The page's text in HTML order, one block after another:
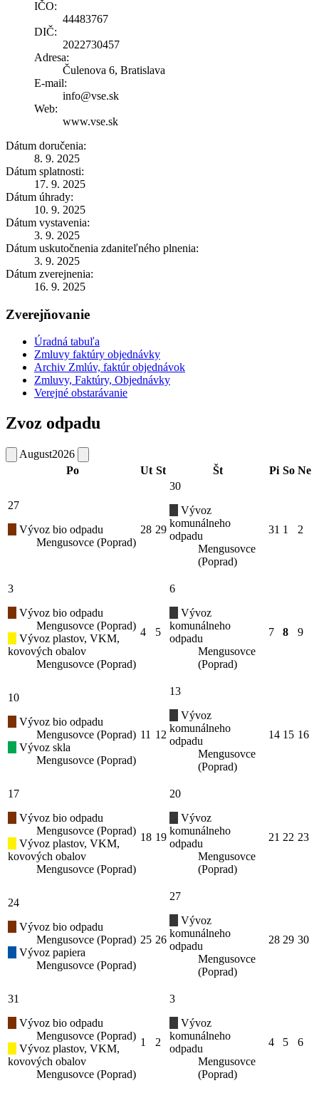
IČO:
44483767
DIČ:
2022730457
Adresa:
Čulenova 6, Bratislava
E-mail:
info@vse.sk
Web:
www.vse.sk
Dátum doručenia:
8. 9. 2025
Dátum splatnosti:
17. 9. 2025
Dátum úhrady:
10. 9. 2025
Dátum vystavenia:
3. 9. 2025
Dátum uskutočnenia zdaniteľného plnenia:
3. 9. 2025
Dátum zverejnenia:
16. 9. 2025
Zverejňovanie
Úradná tabuľa
Zmluvy faktúry objednávky
Archiv Zmlúv, faktúr objednávok
Zmluvy, Faktúry, Objednávky
Verejné obstarávanie
Zvoz odpadu
August2026
Po
Ut St Št Pi So Ne
27
Vývoz bio odpadu
Mengusovce (Poprad)
28 29
30
Vývoz
komunálneho
odpadu
Mengusovce
(Poprad)
31 1 2
3
Vývoz bio odpadu
Mengusovce (Poprad)
Vývoz plastov, VKM,
kovových obalov
Mengusovce (Poprad)
4 5
6
Vývoz
komunálneho
odpadu
Mengusovce
(Poprad)
7 8 9
10
Vývoz bio odpadu
Mengusovce (Poprad)
Vývoz skla
Mengusovce (Poprad)
11 12
13
Vývoz
komunálneho
odpadu
Mengusovce
(Poprad)
14 15 16
17
Vývoz bio odpadu
Mengusovce (Poprad)
Vývoz plastov, VKM,
kovových obalov
Mengusovce (Poprad)
18 19
20
Vývoz
komunálneho
odpadu
Mengusovce
(Poprad)
21 22 23
24
Vývoz bio odpadu
Mengusovce (Poprad)
Vývoz papiera
Mengusovce (Poprad)
25 26
27
Vývoz
komunálneho
odpadu
Mengusovce
(Poprad)
28 29 30
31
Vývoz bio odpadu
Mengusovce (Poprad)
Vývoz plastov, VKM,
kovových obalov
Mengusovce (Poprad)
1 2
3
Vývoz
komunálneho
odpadu
Mengusovce
(Poprad)
4 5 6